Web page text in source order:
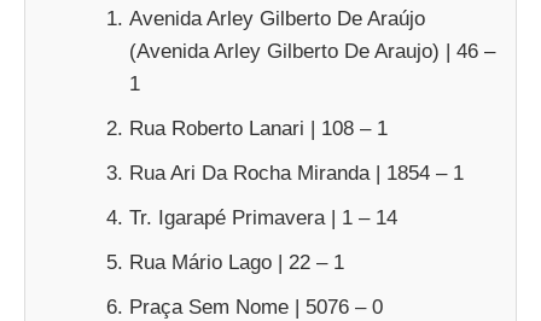
Avenida Arley Gilberto De Araújo
(Avenida Arley Gilberto De Araujo) | 46 –
1
Rua Roberto Lanari | 108 – 1
Rua Ari Da Rocha Miranda | 1854 – 1
Tr. Igarapé Primavera | 1 – 14
Rua Mário Lago | 22 – 1
Praça Sem Nome | 5076 – 0